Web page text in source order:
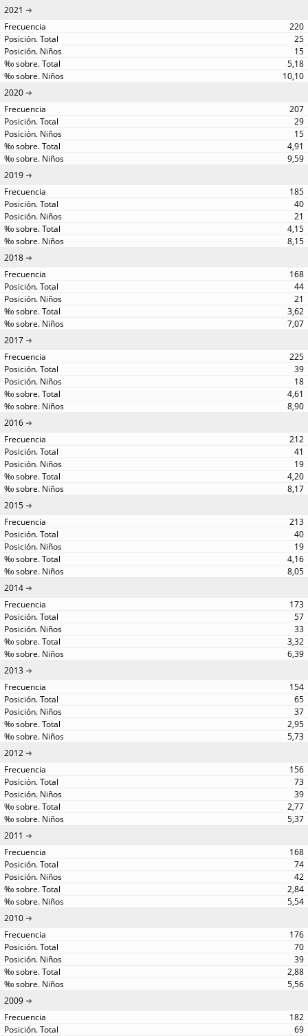
2021
220
25
15
5,18
10,10
2020
207
29
15
4,91
9,59
2019
185
40
21
4,15
8,15
2018
168
44
21
3,62
7,07
2017
225
39
18
4,61
8,90
2016
212
41
19
4,20
8,17
2015
213
40
19
4,16
8,05
2014
173
57
33
3,32
6,39
2013
154
65
37
2,95
5,73
2012
156
73
39
2,77
5,37
2011
168
74
42
2,84
5,54
2010
176
70
39
2,88
5,56
2009
182
69